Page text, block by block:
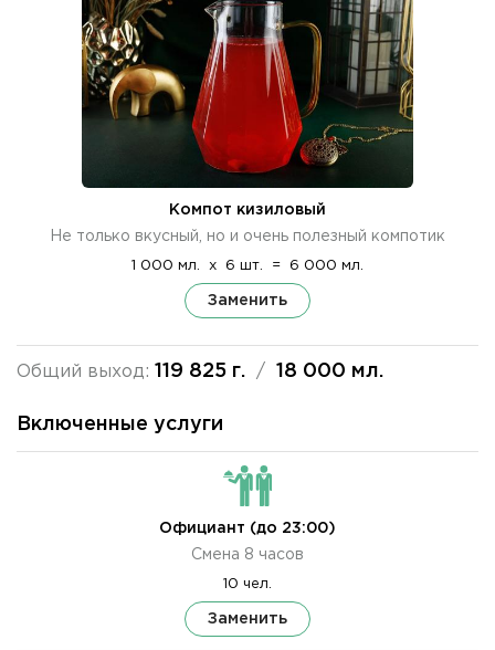
Компот кизиловый
Не только вкусный, но и очень полезный компотик
1 000 мл. x 6 шт. = 6 000 мл.
Заменить
Общий выход: 119 825 г. / 18 000 мл.
Включенные услуги
Официант (до 23:00)
Смена 8 часов
10 чел.
Заменить